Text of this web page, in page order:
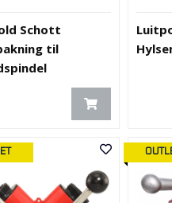
Schott
til